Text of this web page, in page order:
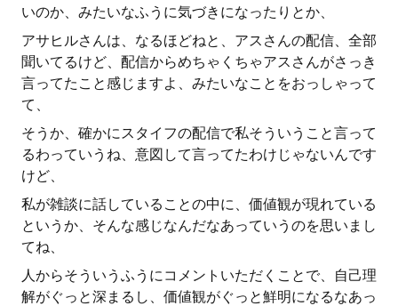
いのか、みたいなふうに気づきになったりとか、
アサヒルさんは、なるほどねと、アスさんの配信、全部
聞いてるけど、配信からめちゃくちゃアスさんがさっき
言ってたこと感じますよ、みたいなことをおっしゃって
て、
そうか、確かにスタイフの配信で私そういうこと言って
るわっていうね、意図して言ってたわけじゃないんです
けど、
私が雑談に話していることの中に、価値観が現れている
というか、そんな感じなんだなあっていうのを思いまし
てね、
人からそういうふうにコメントいただくことで、自己理
解がぐっと深まるし、価値観がぐっと鮮明になるなあっ